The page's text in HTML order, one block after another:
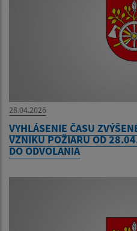
28.04.2026
VYHLÁSENIE ČASU
VZNIKU POŽIARU OD
DO ODVOLANIA